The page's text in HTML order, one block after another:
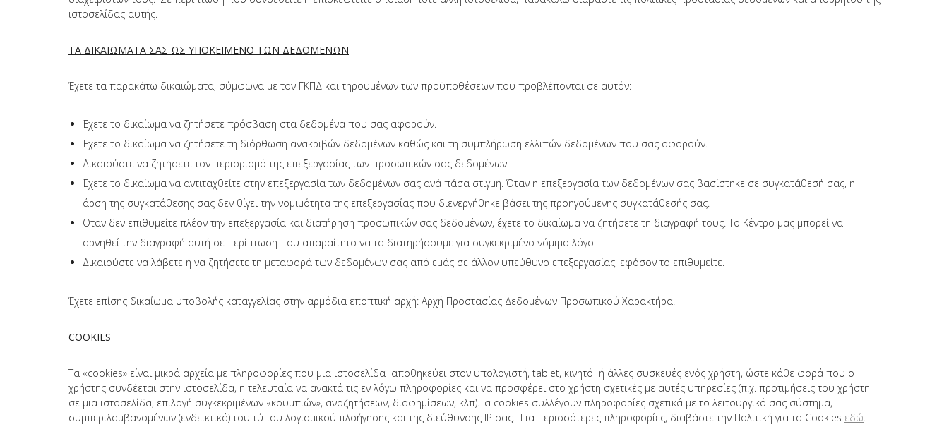
ιστοσελίδας αυτής.
ΤΑ ΔΙΚΑΙΩΜΑΤΑ ΣΑΣ ΩΣ ΥΠΟΚΕΙΜΕΝΟ ΤΩΝ ΔΕΔΟΜΕΝΩΝ
Έχετε τα παρακάτω δικαιώματα, σύμφωνα με τον ΓΚΠΔ και τηρουμένων των προϋποθέσεων που προβλέπονται σε αυτόν:
Έχετε το δικαίωμα να ζητήσετε πρόσβαση στα δεδομένα που σας αφορούν.
Έχετε το δικαίωμα να ζητήσετε τη διόρθωση ανακριβών δεδομένων καθώς και τη συμπλήρωση ελλιπών δεδομένων που σας αφορούν.
Δικαιούστε να ζητήσετε τον περιορισμό της επεξεργασίας των προσωπικών σας δεδομένων.
Έχετε το δικαίωμα να αντιταχθείτε στην επεξεργασία των δεδομένων σας ανά πάσα στιγμή. Όταν η επεξεργασία των δεδομένων σας βασίστηκε σε συγκατάθεσή σας, η
άρση της συγκατάθεσης σας δεν θίγει την νομιμότητα της επεξεργασίας που διενεργήθηκε βάσει της προηγούμενης συγκατάθεσής σας.
Όταν δεν επιθυμείτε πλέον την επεξεργασία και διατήρηση προσωπικών σας δεδομένων, έχετε το δικαίωμα να ζητήσετε τη διαγραφή τους. Το Κέντρο μας μπορεί να
αρνηθεί την διαγραφή αυτή σε περίπτωση που απαραίτητο να τα διατηρήσουμε για συγκεκριμένο νόμιμο λόγο.
Δικαιούστε να λάβετε ή να ζητήσετε τη μεταφορά των δεδομένων σας από εμάς σε άλλον υπεύθυνο επεξεργασίας, εφόσον το επιθυμείτε.
Έχετε επίσης δικαίωμα υποβολής καταγγελίας στην αρμόδια εποπτική αρχή: Αρχή Προστασίας Δεδομένων Προσωπικού Χαρακτήρα.
COOKIES
Τα «cookies» είναι μικρά αρχεία με πληροφορίες που μια ιστοσελίδα αποθηκεύει στον υπολογιστή, tablet, κινητό ή άλλες συσκευές ενός χρήστη, ώστε κάθε φορά που ο
χρήστης συνδέεται στην ιστοσελίδα, η τελευταία να ανακτά τις εν λόγω πληροφορίες και να προσφέρει στο χρήστη σχετικές με αυτές υπηρεσίες (π.χ. προτιμήσεις του χρήστη
σε μια ιστοσελίδα, επιλογή συγκεκριμένων «κουμπιών», αναζητήσεων, διαφημίσεων, κλπ).Τα cookies συλλέγουν πληροφορίες σχετικά με το λειτουργικό σας σύστημα,
συμπεριλαμβανομένων (ενδεικτικά) του τύπου λογισμικού πλοήγησης και της διεύθυνσης IP σας. Για περισσότερες πληροφορίες, διαβάστε την Πολιτική για τα Cookies εδώ.